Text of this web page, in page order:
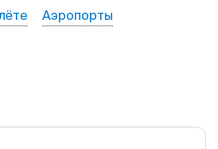
Аэропорты